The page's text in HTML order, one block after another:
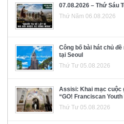
07.08.2026 – Thứ Sáu
Thứ Năm 06.08.2026
Công bố bài hát chủ
tại Seoul
Thứ Tư 05.08.2026
Assisi: Khai mạc cuộc
“GO! Franciscan Youth
Thứ Tư 05.08.2026